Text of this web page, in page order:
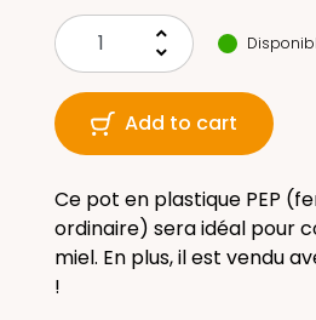
keyboard_arrow_up
keyboard_arrow_down
Add to cart
Ce pot en plastique PEP
ordinaire) sera idéal pour
miel. En plus, il est vendu
!